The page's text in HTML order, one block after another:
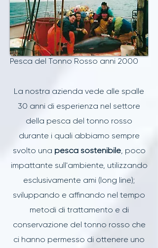
Pesca del Tonno Rosso anni 2000
La nostra azienda vede alle spalle
30 anni di esperienza nel settore
della pesca del tonno rosso
durante i quali abbiamo sempre
svolto una pesca sostenibile, poco
impattante sull'ambiente, utilizzando
esclusivamente ami (long line);
sviluppando e affinando nel tempo
metodi di trattamento e di
conservazione del tonno rosso che
ci hanno permesso di ottenere uno